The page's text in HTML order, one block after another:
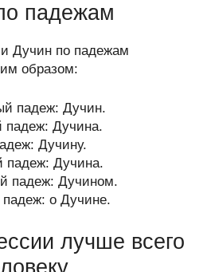
падежам
Дучин по падежам
образом:
падеж: Дучин.
падеж: Дучина.
Дучину.
падеж: Дучина.
падеж: Дучином.
о Дучине.
лучше всего